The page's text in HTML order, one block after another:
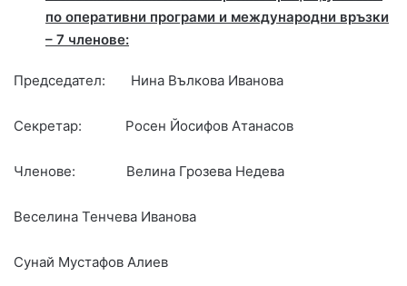
по оперативни програми и международни връзки
– 7 членове:
Председател: Нина Вълкова Иванова
Секретар: Росен Йосифов Атанасов
Членове: Велина Грозева Недева
Веселина Тенчева Иванова
Сунай Мустафов Алиев